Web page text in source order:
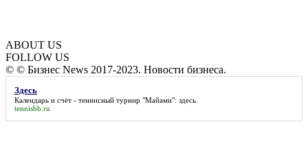
ABOUT US
FOLLOW US
© © Бизнес News 2017-2023. Новости бизнеса.
Здесь
Календарь и счёт - теннисный турнир "Майами": здесь
tennisbb.ru